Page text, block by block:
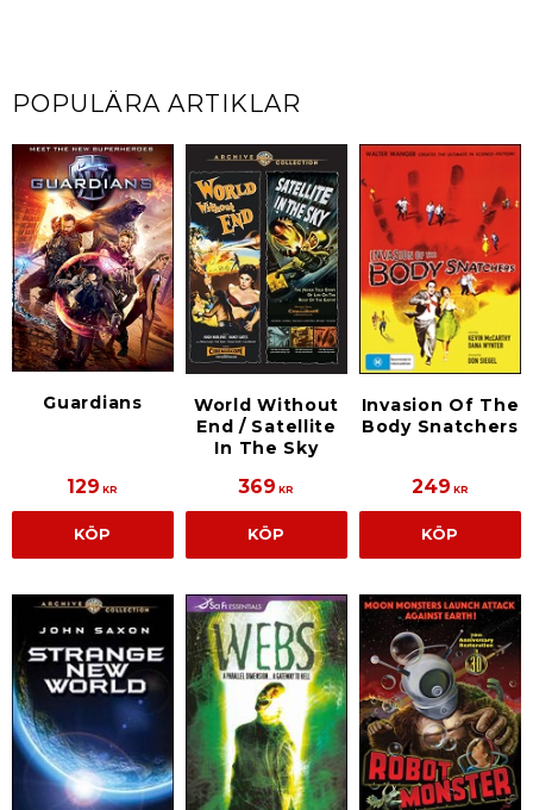
POPULÄRA ARTIKLAR
Guardians
129 KR
KÖP
World Without
End / Satellite
In The Sky
369 KR
KÖP
Invasion Of The
Body Snatchers
249 KR
KÖP